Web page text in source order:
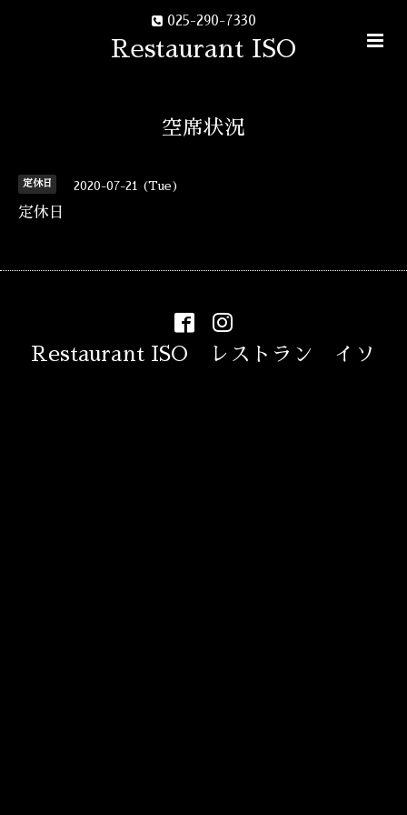
025-290-7330
Restaurant ISO
空席状況
定休日 2020-07-21 (Tue)
定休日
Restaurant ISO レストラン イソ